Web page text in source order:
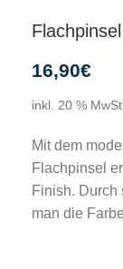
16,90€
inkl. 20 %
Mit dem
Flachpinsel
Finish. Durch
man die